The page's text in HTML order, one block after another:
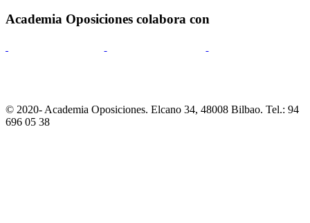
Academia Oposiciones colabora con
© 2020- Academia Oposiciones. Elcano 34, 48008 Bilbao. Tel.: 94
696 05 38